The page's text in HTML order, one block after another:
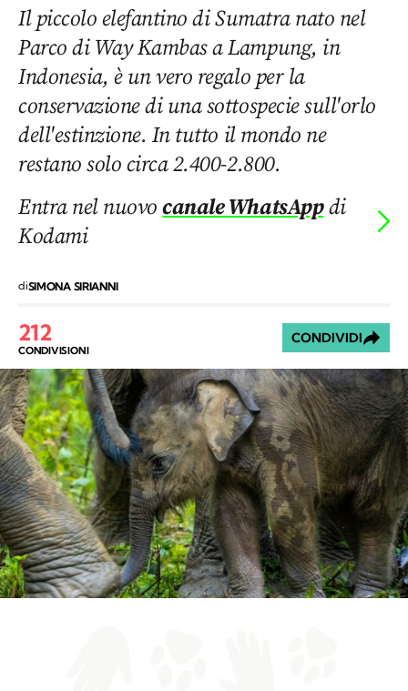
Il piccolo elefantino di Sumatra nato nel
Parco di Way Kambas a Lampung, in
Indonesia, è un vero regalo per la
conservazione di una sottospecie sull'orlo
dell'estinzione. In tutto il mondo ne
restano solo circa 2.400-2.800.
Entra nel nuovocanale WhatsAppdi
Kodami
diSIMONA SIRIANNI
212
CONDIVISIONI
CONDIVIDI